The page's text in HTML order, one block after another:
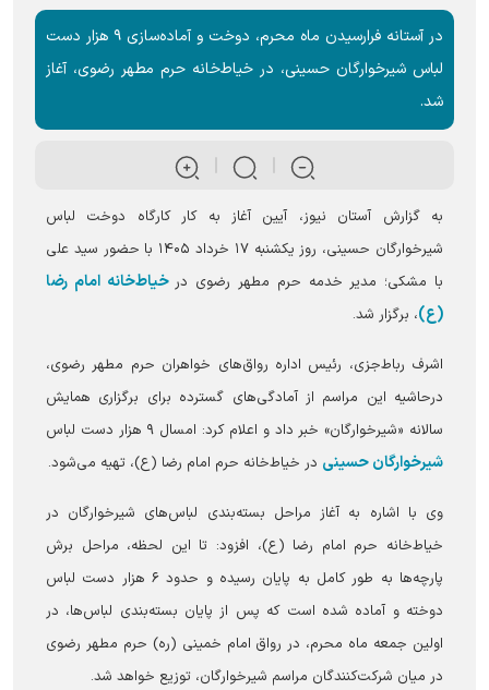
در آستانه فرارسیدن ماه محرم، دوخت و آماده‌سازی ۹ هزار دست
لباس شیرخوارگان حسینی، در خیاط‌خانه حرم مطهر رضوی، آغاز
شد.
به گزارش آستان نیوز، آیین آغاز به کار کارگاه دوخت لباس
شیرخوارگان حسینی، روز یکشنبه ۱۷ خرداد ۱۴۰۵ با حضور سید علی
با مشکی؛ مدیر خدمه حرم مطهر رضوی درخیاط‌خانه امام رضا
(ع)، برگزار شد.
اشرف رباط‌جزی، رئیس اداره رواق‌های خواهران حرم مطهر رضوی،
درحاشیه این مراسم از آمادگی‌های گسترده برای برگزاری همایش
سالانه «شیرخوارگان» خبر داد و اعلام کرد: امسال ۹ هزار دست لباس
شیرخوارگان حسینی در خیاط‌خانه حرم امام رضا (ع)، تهیه می‌شود.
وی با اشاره به آغاز مراحل بسته‌بندی لباس‌های شیرخوارگان در
خیاط‌خانه حرم امام رضا (ع)، افزود: تا این لحظه، مراحل برش
پارچه‌ها به طور کامل به پایان رسیده و حدود ۶ هزار دست لباس
دوخته و آماده شده است که پس از پایان بسته‌بندی لباس‌ها، در
اولین جمعه ماه محرم، در رواق امام خمینی (ره) حرم مطهر رضوی
در میان شرکت‌کنندگان مراسم شیرخوارگان، توزیع خواهد شد.